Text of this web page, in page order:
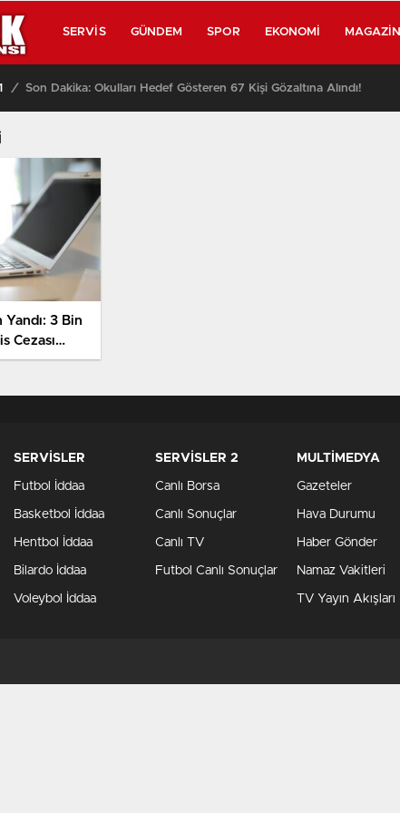
SERVIS GÜNDEM SPOR EKONOMI MAGAZIN
/ Son Dakika: Okulları Hedef Gösteren 67 Kişi Gözaltına Alındı!
Yandı: 3 Bin
Cezası
SERVİSLER
Futbol İddaa
Basketbol İddaa
Hentbol İddaa
Bilardo İddaa
Voleybol İddaa
SERVİSLER 2
Canlı Borsa
Canlı Sonuçlar
Canlı TV
Futbol Canlı Sonuçlar
MULTİMEDYA
Gazeteler
Hava Durumu
Haber Gönder
Namaz Vakitleri
TV Yayın Akışları